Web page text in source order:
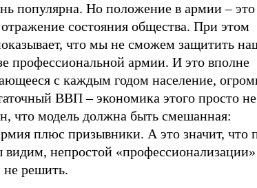
популярна. Но положение в армии – это
состояния общества. При этом
что мы не сможем защитить
профессиональной армии. И это вполне
с каждым годом население,
ВВП–экономика этого просто не
что модель должна быть смешанная:
плюс призывники. А это значит, что
непростой «профессионализации»
не решить.